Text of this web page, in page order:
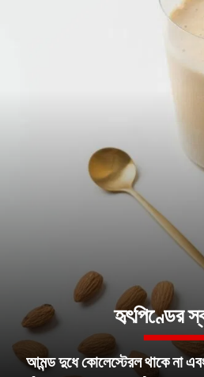
আমন্ড দুধে কোলেস্টেরল থাকে না
হৃৎপিণ্ডের